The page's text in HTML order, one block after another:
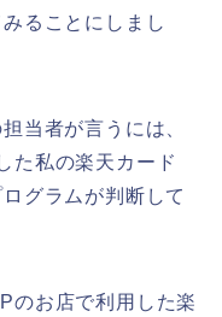
ることにしまし
当者が言うには、
た私の楽天カード
グラムが判断して
のお店で利用した楽